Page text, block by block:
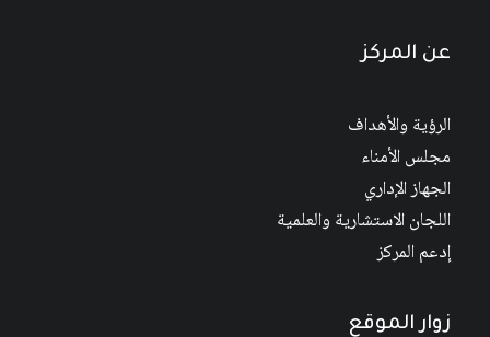
عن المركز
الرؤية والأهداف
مجلس الأمناء
الجهاز الإداري
اللجان الاستشارية والعلمية
إدعم المركز
زوار الموقع